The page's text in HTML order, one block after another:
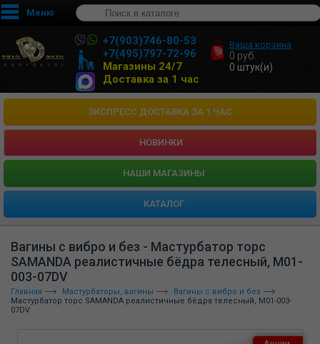
Меню
+7(903)746-80-53
+7(495)797-72-96
Магазины 24/7
Доставка за 1 час
Ваша корзина
0 руб.
0 штук(и)
ЭКСПРЕСС ДОСТАВКА ЗА 1 ЧАС
НОВИНКИ
HАШИ МАГАЗИНЫ
КАТАЛОГ
Вагины с вибро и без - Мастурбатор торс
SAMANDA реалистичные бёдра телесный, M01-
003-07DV
Главная Мастурбаторы, вагины
Вагины с вибро и без
Мастурбатор торс SAMANDA реалистичные бёдра телесный, M01-003-
07DV